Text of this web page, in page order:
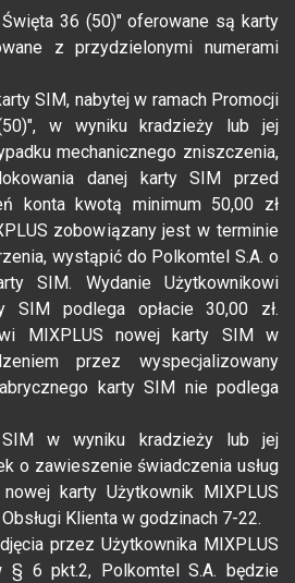
36 (50)" oferowane są karty
z przydzielonymi numerami
SIM, nabytej w ramach Promocji
w wyniku kradzieży lub jej
mechanicznego zniszczenia,
danej karty SIM przed
konta kwotą minimum 50,00 zł
zobowiązany jest w terminie
wystąpić do Polkomtel S.A. o
SIM. Wydanie Użytkownikowi
SIM podlega opłacie 30,00 zł.
MIXPLUS nowej karty SIM w
przez wyspecjalizowany
karty SIM nie podlega
w wyniku kradzieży lub jej
o zawieszenie świadczenia usług
karty Użytkownik MIXPLUS
Klienta w godzinach 7-22.
przez Użytkownika MIXPLUS
§ 6 pkt.2, Polkomtel S.A. będzie